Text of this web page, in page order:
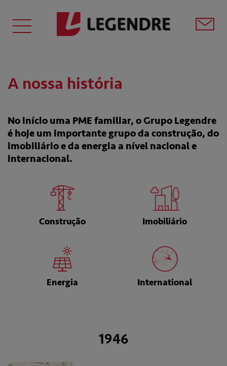
A nossa história
No início uma PME familiar, o Grupo Legendre
é hoje um importante grupo da construção, do
imobiliário e da energia a nível nacional e
internacional.
Construção Imobiliário
Energia International
1946